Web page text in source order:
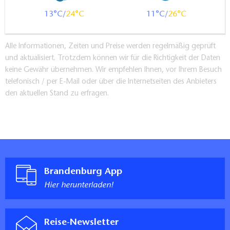
Anzahl der Stufe(n): 1
Durchgangsbreite der Eingangstür: 93 cm
Kommentar:
die beiden vermessenen Zimmer befinden sich nicht im
Haupt-, sondern in einem separaten Gästehaus
Rezeption
Kommentar:
erreichbar
Zimmer
Durchgangsbreite der Zimmertür: 93 cm
Durchgangsbreite der schmalsten aller zu
13 24 11 26
Alle Informationen, Zeiten und Preise werden regelmäßig geprüft
und aktualisiert. Trotzdem können wir für die Richtigkeit der Daten
keine Gewähr übernehmen. Wir empfehlen Ihnen, vor Ihrem Besuch
telefonisch / per E-Mail oder über die Internetseiten des Anbieters
den aktuellen Stand zu erfragen.
Brandenburg App
Hier herunterladen!
Reise-Newsletter